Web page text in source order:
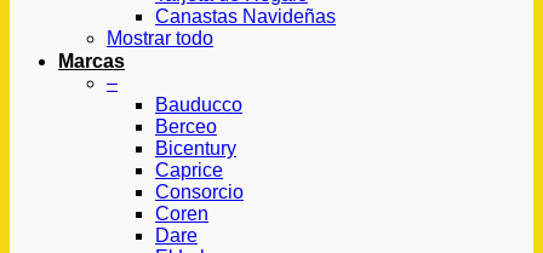
Canastas Navideñas
Mostrar todo
Marcas
–
Bauducco
Berceo
Bicentury
Caprice
Consorcio
Coren
Dare